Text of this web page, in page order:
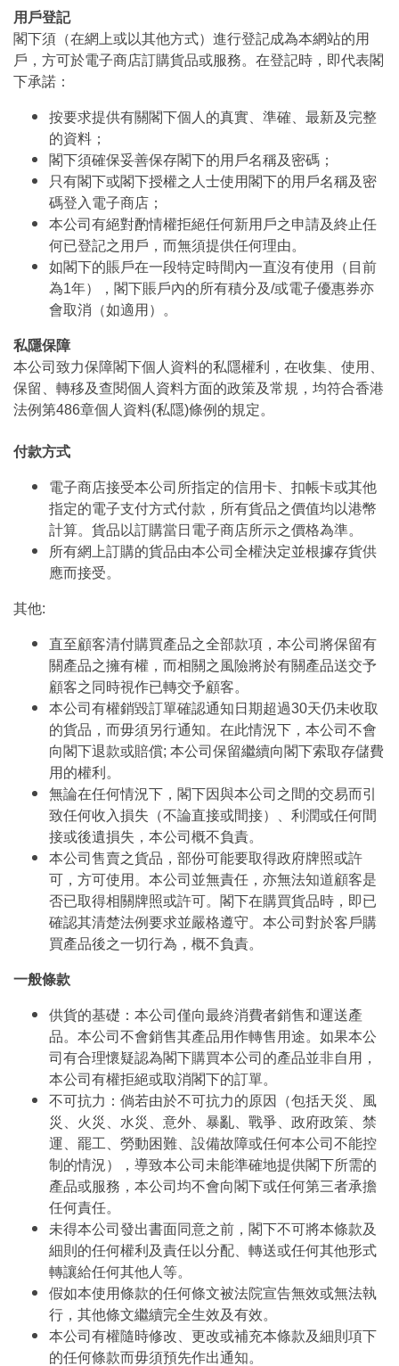
用戶登記
閣下須（在網上或以其他方式）進行登記成為本網站的用
戶，方可於電子商店訂購貨品或服務。在登記時，即代表閣
下承諾：
按要求提供有關閣下個人的真實、準確、最新及完整
的資料；
閣下須確保妥善保存閣下的用戶名稱及密碼；
只有閣下或閣下授權之人士使用閣下的用戶名稱及密
碼登入電子商店；
本公司有絕對酌情權拒絕任何新用戶之申請及終止任
何已登記之用戶，而無須提供任何理由。
如閣下的賬戶在一段特定時間內一直沒有使用（目前
為1年），閣下賬戶內的所有積分及/或電子優惠券亦
會取消（如適用）。
私隱保障
本公司致力保障閣下個人資料的私隱權利，在收集、使用、
保留、轉移及查閱個人資料方面的政策及常規，均符合香港
法例第486章個人資料(私隱)條例的規定。
付款方式
電子商店接受本公司所指定的信用卡、扣帳卡或其他
指定的電子支付方式付款，所有貨品之價值均以港幣
計算。貨品以訂購當日電子商店所示之價格為準。
所有網上訂購的貨品由本公司全權決定並根據存貨供
應而接受。
其他:
直至顧客清付購買產品之全部款項，本公司將保留有
關產品之擁有權，而相關之風險將於有關產品送交予
顧客之同時視作已轉交予顧客。
本公司有權銷毀訂單確認通知日期超過30天仍未收取
的貨品，而毋須另行通知。在此情況下，本公司不會
向閣下退款或賠償; 本公司保留繼續向閣下索取存儲費
用的權利。
無論在任何情況下，閣下因與本公司之間的交易而引
致任何收入損失（不論直接或間接）、利潤或任何間
接或後遺損失，本公司概不負責。
本公司售賣之貨品，部份可能要取得政府牌照或許
可，方可使用。本公司並無責任，亦無法知道顧客是
否已取得相關牌照或許可。閣下在購買貨品時，即已
確認其清楚法例要求並嚴格遵守。本公司對於客戶購
買產品後之一切行為，概不負責。
一般條款
供貨的基礎：本公司僅向最終消費者銷售和運送產
品。本公司不會銷售其產品用作轉售用途。如果本公
司有合理懷疑認為閣下購買本公司的產品並非自用，
本公司有權拒絕或取消閣下的訂單。
不可抗力：倘若由於不可抗力的原因（包括天災、風
災、火災、水災、意外、暴亂、戰爭、政府政策、禁
運、罷工、勞動困難、設備故障或任何本公司不能控
制的情況），導致本公司未能準確地提供閣下所需的
產品或服務，本公司均不會向閣下或任何第三者承擔
任何責任。
未得本公司發出書面同意之前，閣下不可將本條款及
細則的任何權利及責任以分配、轉送或任何其他形式
轉讓給任何其他人等。
假如本使用條款的任何條文被法院宣告無效或無法執
行，其他條文繼續完全生效及有效。
本公司有權隨時修改、更改或補充本條款及細則項下
的任何條款而毋須預先作出通知。